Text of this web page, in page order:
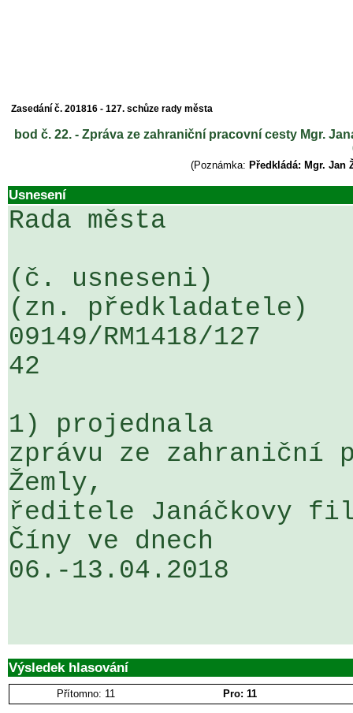
Zasedání č. 201816 - 127. schůze rady města
bod č. 22. - Zpráva ze zahraniční pracovní cesty Mgr.
(Poznámka: Předkládá: Mgr. Jan
Usnesení
Rada města
(č. usneseni)
(zn. předkladatele)
09149/RM1418/
42
1) projednala
zprávu ze zahraniční
Žemly,
ředitele Janáčkovy
Číny ve dnech
06.-13.04.2018
Výsledek hlasování
Přítomno: 11 Pro: 11